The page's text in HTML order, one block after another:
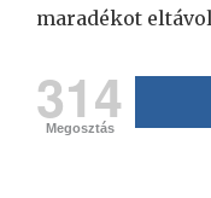
maradékot
314
Megosztás